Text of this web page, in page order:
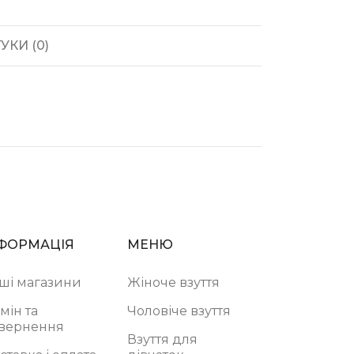
(0)
магазини
та
МЕНЮ
Жіноче взуття
Чоловіче взуття
Взуття для